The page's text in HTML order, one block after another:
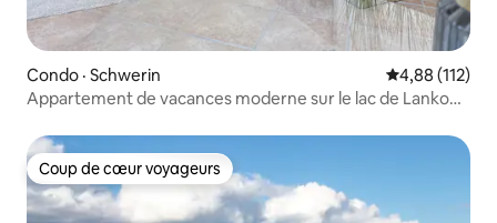
Condo · Schwerin Note
4,88 (112)
Appartement de vacances moderne sur le lac de Lankow
Coup de cœur voyageurs
Coup de cœur voyageurs